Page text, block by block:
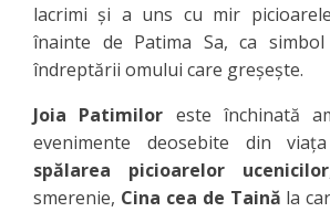
lacrimi şi a uns cu mir
înainte de Patima Sa, ca
îndreptării omului care greşeşte.
Joia Patimilor este închinată
evenimente deosebite din
spălarea picioarelor ucenicilor
smerenie, Cina cea de Taină la